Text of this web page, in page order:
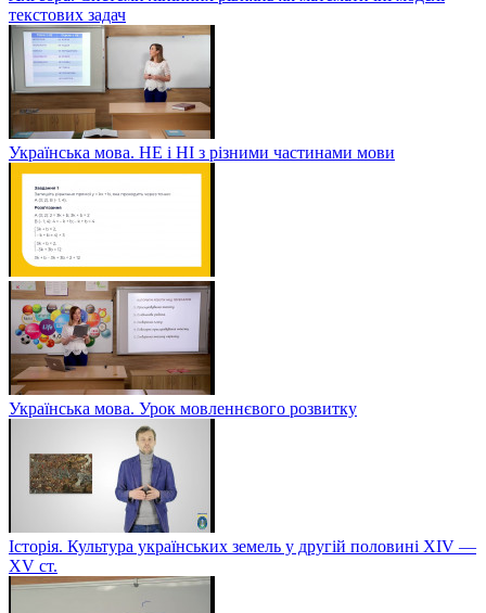
текстових задач
Українська мова. НЕ і НІ з різними частинами мови
Українська мова. Урок мовленнєвого розвитку
Історія. Культура українських земель у другій половині XIV —
XV ст.